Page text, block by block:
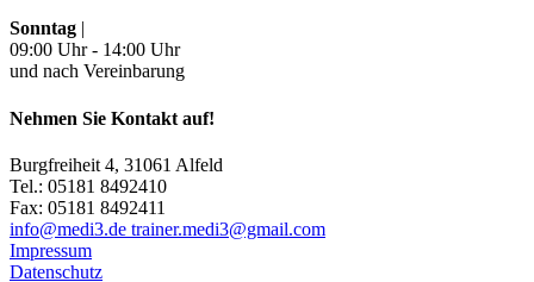
Sonntag
09:00 Uhr - 14:00 Uhr
und nach Vereinbarung
Nehmen Sie Kontakt auf!
Burgfreiheit 4, 31061 Alfeld
Tel.: 05181 8492410
Fax: 05181 8492411
info@medi3.de trainer.medi3@gmail.com
Impressum
Datenschutz